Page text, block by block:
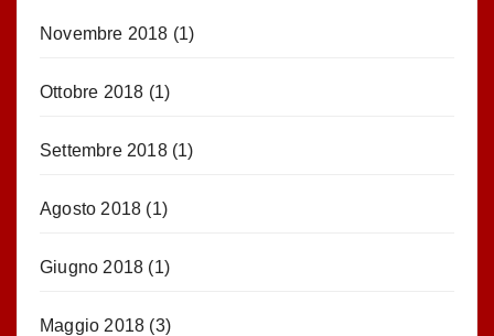
Novembre 2018 (1)
Ottobre 2018 (1)
Settembre 2018(1)
Agosto 2018 (1)
Giugno 2018 (1)
Maggio 2018 (3)